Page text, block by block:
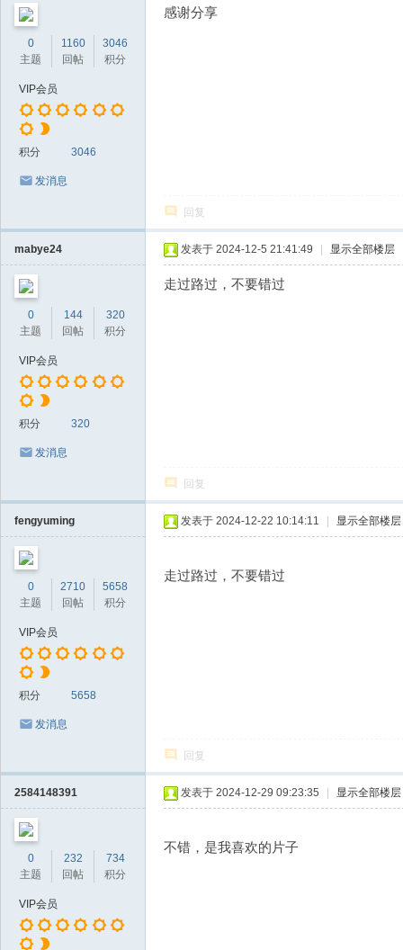
0
主题
1160
回帖
3046
积分
VIP会员
积分 3046
发消息
感谢分享
回复
mabye24
0
主题
144
回帖
320
积分
VIP会员
积分 320
发消息
发表于 2024-12-5 21:41:49 显示全部楼层
走过路过，不要错过
回复
fengyuming
0
主题
2710
回帖
5658
积分
VIP会员
积分 5658
发消息
发表于 2024-12-22 10:14:11 显示全部楼层
走过路过，不要错过
回复
2584148391
0
主题
232
回帖
734
积分
VIP会员
发表于 2024-12-29 09:23:35 显示全部楼层
不错，是我喜欢的片子